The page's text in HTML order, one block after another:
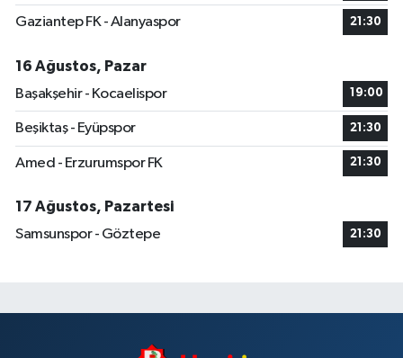
Gaziantep FK - Alanyaspor 21:30
16 Ağustos, Pazar
Başakşehir - Kocaelispor
19:00
Beşiktaş - Eyüpspor 21:30
Amed - Erzurumspor FK 21:30
17 Ağustos, Pazartesi
Samsunspor - Göztepe
21:30